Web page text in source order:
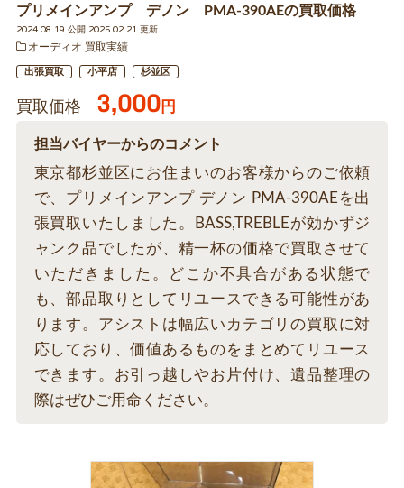
プリメインアンプ デノン PMA-390AEの買取価格
2024.08.19 公開 2025.02.21 更新
オーディオ 買取実績
出張買取 小平店 杉並区
買取価格 3,000円
担当バイヤーからのコメント
東京都杉並区にお住まいのお客様からのご依頼
で、プリメインアンプ デノン PMA-390AEを出
張買取いたしました。BASS,TREBLEが効かずジ
ャンク品でしたが、精一杯の価格で買取させて
いただきました。どこか不具合がある状態で
も、部品取りとしてリユースできる可能性があ
ります。アシストは幅広いカテゴリの買取に対
応しており、価値あるものをまとめてリユース
できます。お引っ越しやお片付け、遺品整理の
際はぜひご用命ください。